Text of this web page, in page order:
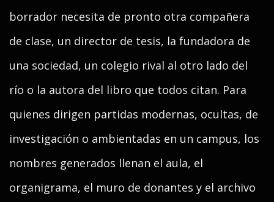
borrador necesita de pronto otra compañera
de clase, un director de tesis, la fundadora de
una sociedad, un colegio rival al otro lado del
río o la autora del libro que todos citan. Para
quienes dirigen partidas modernas, ocultas, de
investigación o ambientadas en un campus, los
nombres generados llenan el aula, el
organigrama, el muro de donantes y el archivo